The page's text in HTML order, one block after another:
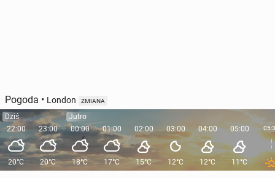
Pogoda • London ZMIANA
Dziś
22:00
20°C
23:00
20°C
Jutro
00:00
18°C
01:00
17°C
02:00
15°C
03:00
12°C
04:00
12°C
05:00
11°C